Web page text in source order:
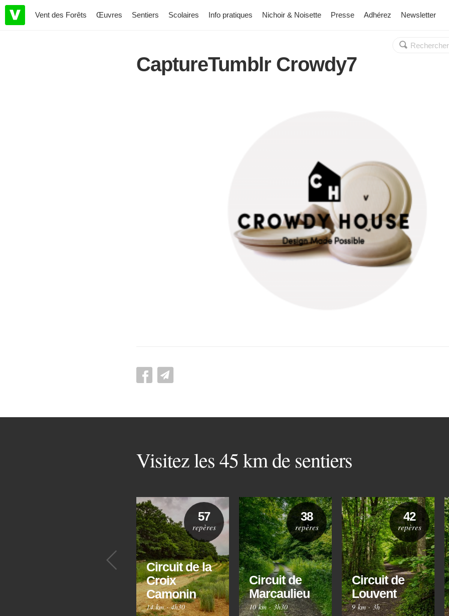
Vent des Forêts Œuvres Sentiers Scolaires Info pratiques Nichoir & Noisette Presse Adhérez Newsletter
Rechercher :
OK
CaptureTumblr Crowdy7
Visitez les 45 km de sentiers
Précédent
Circuit de la
Croix
Camonin
14 km·4h30
57
repères
Circuit de
Marcaulieu
10 km·3h30
38
repères
Circuit de
Louvent
9 km·3h
42
repères